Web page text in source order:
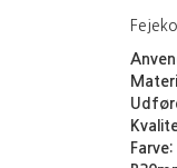
Farve: